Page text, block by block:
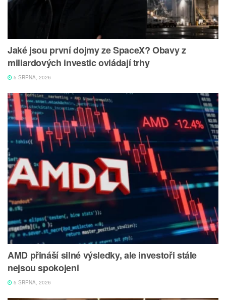
Jaké jsou první dojmy ze SpaceX? Obavy z
miliardových investic ovládají trhy
5 SRPNA, 2026
AMD přináší silné výsledky, ale investoři stále
nejsou spokojeni
5 SRPNA, 2026